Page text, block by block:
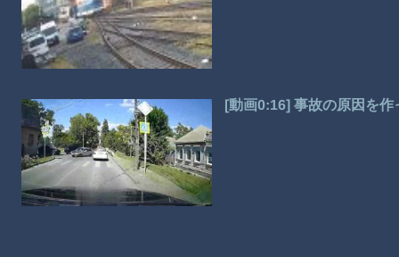
[動画0:16] 事故の原因を